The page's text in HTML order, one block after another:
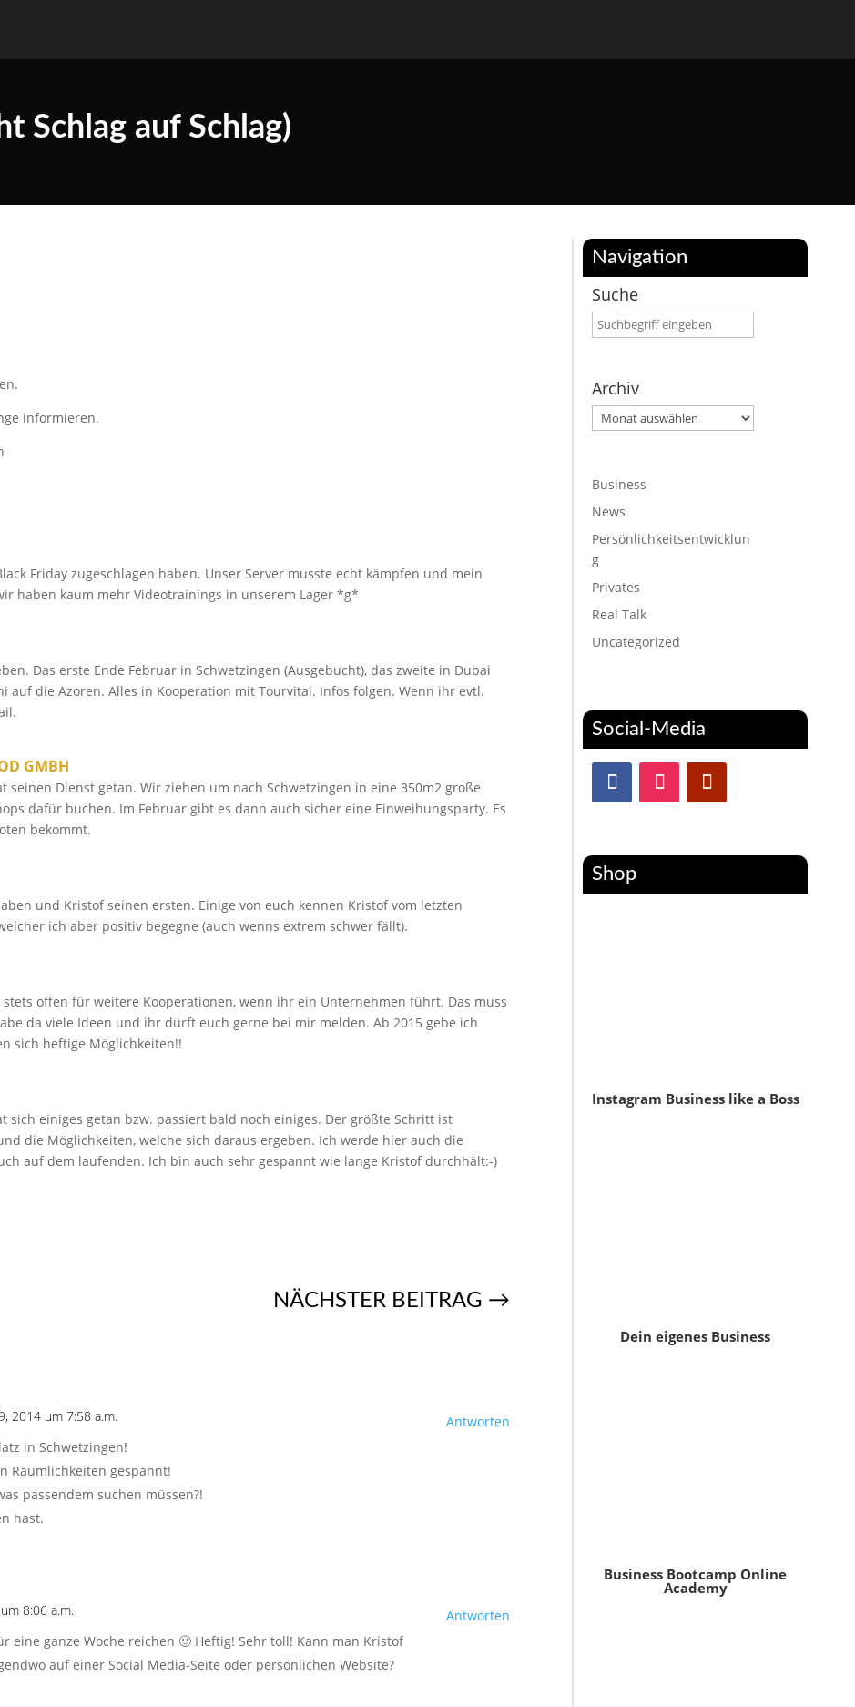
Schlag auf Schlag)
informieren.
Friday zugeschlagen haben. Unser Server musste echt kämpfen und mein
haben kaum mehr Videotrainings in unserem Lager *g*
Das erste Ende Februar in Schwetzingen (Ausgebucht), das zweite in Dubai
die Azoren. Alles in Kooperation mit Tourvital. Infos folgen. Wenn ihr evtl.
GMBH
seinen Dienst getan. Wir ziehen um nach Schwetzingen in eine 350m2 große
dafür buchen. Im Februar gibt es dann auch sicher eine Einweihungsparty. Es
bekommt.
und Kristof seinen ersten. Einige von euch kennen Kristof vom letzten
ich aber positiv begegne (auch wenns extrem schwer fällt).
offen für weitere Kooperationen, wenn ihr ein Unternehmen führt. Das muss
da viele Ideen und ihr dürft euch gerne bei mir melden. Ab 2015 gebe ich
sich heftige Möglichkeiten!!
sich einiges getan bzw. passiert bald noch einiges. Der größte Schritt ist
die Möglichkeiten, welche sich daraus ergeben. Ich werde hier auch die
auf dem laufenden. Ich bin auch sehr gespannt wie lange Kristof durchhält:-)
NÄCHSTER BEITRAG →
2014 um 7:58 a.m.
in Schwetzingen!
Räumlichkeiten gespannt!
passendem suchen müssen?!
hast.
Antworten
8:06 a.m.
eine ganze Woche reichen 🙂 Heftig! Sehr toll! Kann man Kristof
auf einer Social Media-Seite oder persönlichen Website?
Antworten
Navigation
Suche
Archiv
Archiv
Business
News
Persönlichkeitsentwicklun
g
Privates
Real Talk
Uncategorized
Social-Media
Shop
Instagram Business like a Boss
Dein eigenes Business
Business Bootcamp Online
Academy